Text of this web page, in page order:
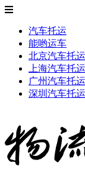
汽车托运
能哟运车
北京汽车托运
上海汽车托运
广州汽车托运
深圳汽车托运